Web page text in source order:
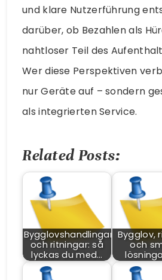
und klare Nutzerführung
darüber, ob Bezahlen als
nahtloser Teil des
Wer diese Perspektiven
nur Geräte auf – sondern
als integrierten Service.
Related Posts:
Bygglovshandlingar
och ritningar: så
lyckas du med…
Bygglov,
och